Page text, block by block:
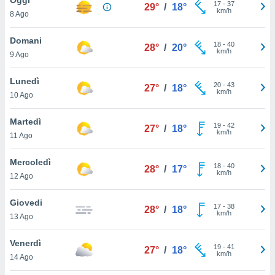
è
al sito
di
ci
di
il
un
la
nella
8 Ago
29° / 18° 17- 37
km/h
Domani
9 Ago
28° / 20° 18- 40
km/h
Lunedì
10 Ago
27° / 18° 20- 43
km/h
Martedì
11 Ago
27° / 18° 19- 42
km/h
Mercoledì
12 Ago
28° / 17° 18- 40
km/h
Giovedi
13 Ago
28° / 18° 17- 38
km/h
Venerdì
14 Ago
27° / 18° 19- 41
km/h